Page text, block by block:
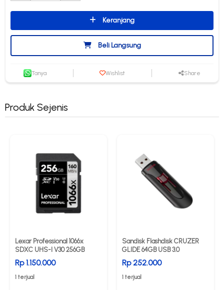
Keranjang
Beli Langsung
Tanya Wishlist Share
Produk Sejenis
Lexar Professional 1066x
SDXC UHS-I V30 256GB
Rp 1.150.000
1 terjual
Sandisk Flashdisk CRUZER
GLIDE 64GB USB 3.0
Rp 252.000
1 terjual